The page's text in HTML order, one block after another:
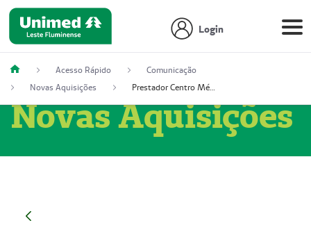
Login
Acesso Rápido
Comunicação
Novas Aquisições
Prestador Centro Médico Vitória Ltda, 51004350-4: Centro Médico Vitória Ltda (Nome Fantasia: Policlínica Master)
Novas Aquisições